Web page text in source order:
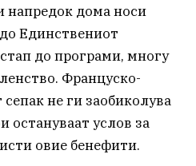
напредок дома носи
Единствениот
до програми, многу
Француско-
не ги заобиколува
остануваат услов за
овие бенефити.